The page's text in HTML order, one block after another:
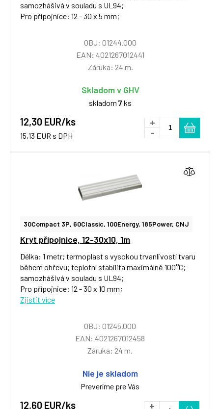
samozhášivá v souladu s UL94;
Pro přípojnice: 12 - 30 x 5 mm;
OBJ: 01244.000
EAN: 4021267012441
Záruka: 24 m.
Skladom v GHV
skladom 7ks
12,30 EUR/ks
15,13 EUR s DPH
+
-
30Compact 3P, 60Classic, 100Energy, 185Power, CNJ
Kryt přípojnice, 12-30x10, 1m
Délka: 1 metr; termoplast s vysokou trvanlivostí tvaru
během ohřevu; teplotní stabilita maximálně 100°C;
samozhášivá v souladu s UL94;
Pro přípojnice: 12 - 30 x 10 mm;
Zjistit více
OBJ: 01245.000
EAN: 4021267012458
Záruka: 24 m.
Nie je skladom
Preveríme pre Vás
12,60 EUR/ks +